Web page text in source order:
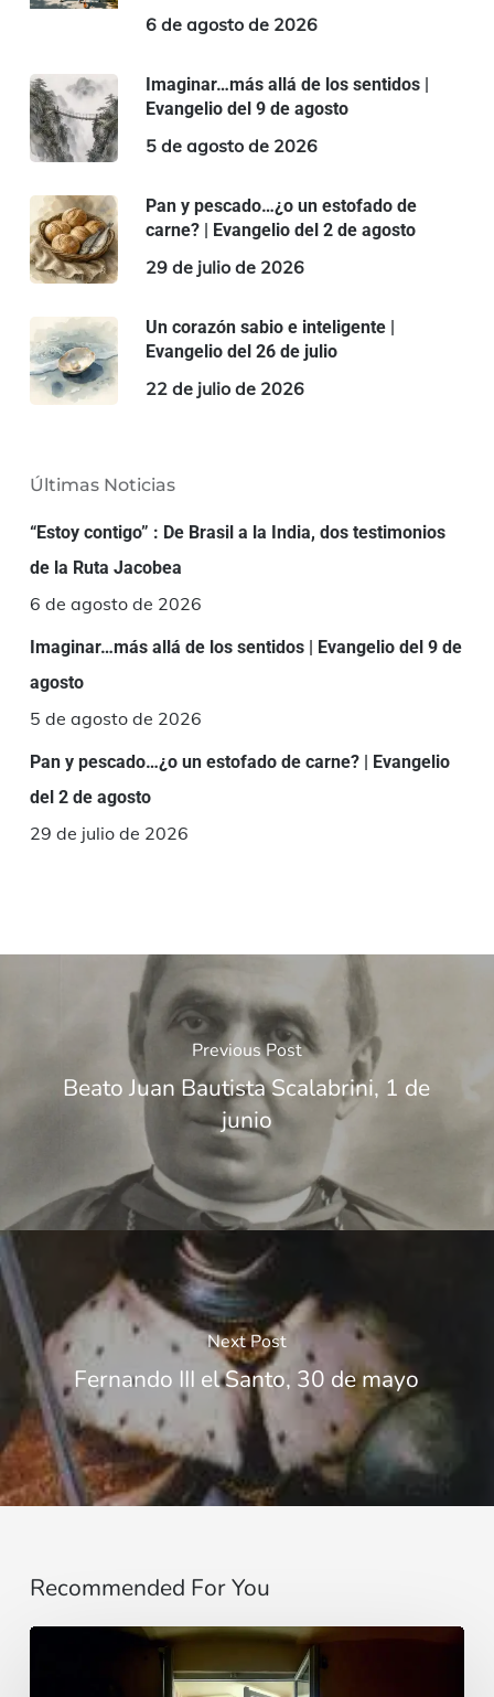
6 de agosto de 2026
Imaginar…más allá de los sentidos |
Evangelio del 9 de agosto
5 de agosto de 2026
Pan y pescado…¿o un estofado de
carne? | Evangelio del 2 de agosto
29 de julio de 2026
Un corazón sabio e inteligente |
Evangelio del 26 de julio
22 de julio de 2026
Últimas Noticias
“Estoy contigo” : De Brasil a la India, dos testimonios
de la Ruta Jacobea
6 de agosto de 2026
Imaginar…más allá de los sentidos | Evangelio del 9 de
agosto
5 de agosto de 2026
Pan y pescado…¿o un estofado de carne? | Evangelio
del 2 de agosto
29 de julio de 2026
Previous Post
Beato Juan Bautista Scalabrini, 1 de
junio
Next Post
Fernando III el Santo, 30 de mayo
Recommended For You